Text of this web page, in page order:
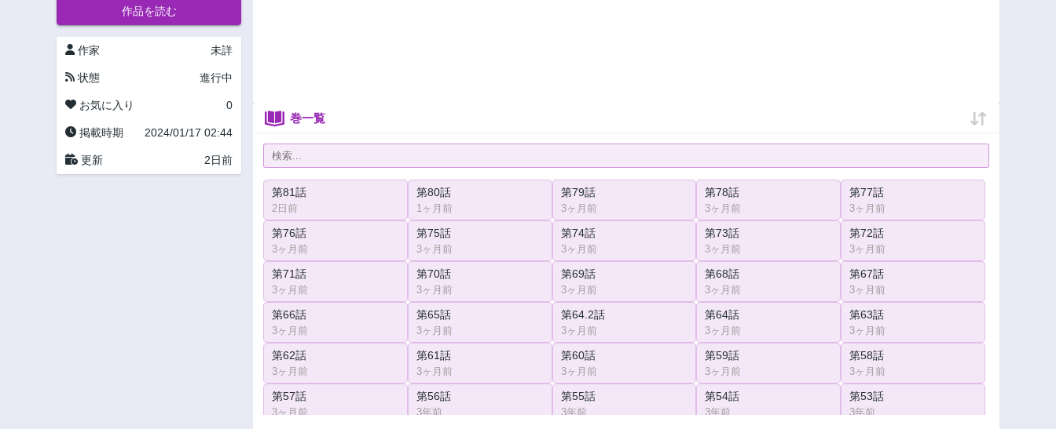
作品を読む
作家 未詳
状態 進行中
お気に入り 0
掲載時期 2024/01/17 02:44
更新 2日前
巻一覧
第81話
2日前
第80話
1ヶ月前
第79話
3ヶ月前
第78話
3ヶ月前
第77話
3ヶ月前
第76話
3ヶ月前
第75話
3ヶ月前
第74話
3ヶ月前
第73話
3ヶ月前
第72話
3ヶ月前
第71話
3ヶ月前
第70話
3ヶ月前
第69話
3ヶ月前
第68話
3ヶ月前
第67話
3ヶ月前
第66話
3ヶ月前
第65話
3ヶ月前
第64.2話
3ヶ月前
第64話
3ヶ月前
第63話
3ヶ月前
第62話
3ヶ月前
第61話
3ヶ月前
第60話
3ヶ月前
第59話
3ヶ月前
第58話
3ヶ月前
第57話
3ヶ月前
第56話
3年前
第55話
3年前
第54話
3年前
第53話
3年前